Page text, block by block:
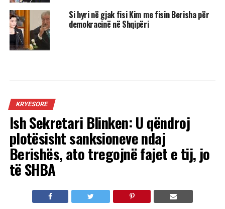
Si hyri në gjak fisi Kim me fisin Berisha për
demokracinë në Shqipëri
KRYESORE
Ish Sekretari Blinken: U qëndroj
plotësisht sanksioneve ndaj
Berishës, ato tregojnë fajet e tij, jo
të SHBA